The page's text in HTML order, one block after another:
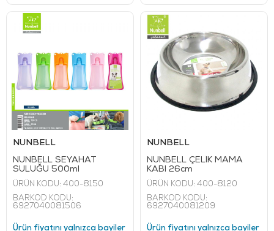
NUNBELL
NUNBELL SEYAHAT
SULUĞU 500ml
ÜRÜN KODU: 400-8150
BARKOD KODU:
6927040081506
Ürün fiyatını yalnızca bayiler
NUNBELL
NUNBELL ÇELİK MAMA
KABI 26cm
ÜRÜN KODU: 400-8120
BARKOD KODU:
6927040081209
Ürün fiyatını yalnızca bayiler